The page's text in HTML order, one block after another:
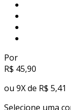
Por
R$ 45,90
ou 9X de R$ 5,41
Selecione uma